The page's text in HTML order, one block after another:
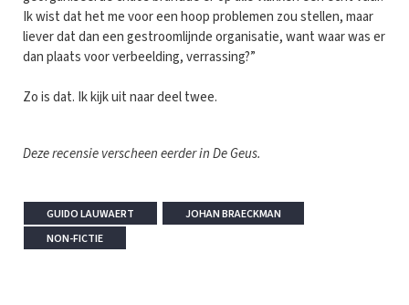
Ik wist dat het me voor een hoop problemen zou stellen, maar
liever dat dan een gestroomlijnde organisatie, want waar was er
dan plaats voor verbeelding, verrassing?”
Zo is dat. Ik kijk uit naar deel twee.
Deze recensie verscheen eerder in De Geus.
GUIDO LAUWAERT
JOHAN BRAECKMAN
NON-FICTIE